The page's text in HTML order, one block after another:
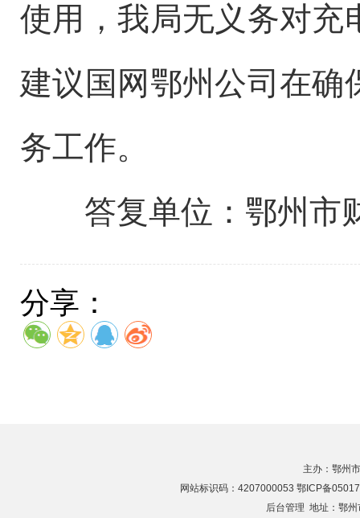
使用，我局无义务对充
建议国网鄂州公司在确
务工作。
答复单位：鄂州市
分享：
主办：鄂州
网站标识码：4207000053 鄂ICP备
后台管理 地址：鄂